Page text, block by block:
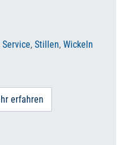
, Stillen, Wickeln
erfahren